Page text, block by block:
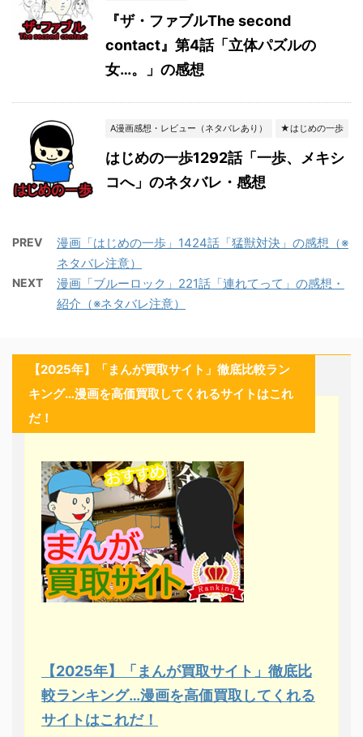
『ザ・ファブルThe second
contact』第4話「立体パズルの
女…。」の感想
A漫画感想・レビュー（ネタバレあり） ★はじめの一歩
はじめの一歩1292話「一歩、メキシ
コへ」のネタバレ・感想
PREV
漫画「はじめの一歩」1424話「猛獣対決」の感想（※
ネタバレ注意）
NEXT
漫画「ブルーロック」221話「連れてって」の感想・
紹介（※ネタバレ注意）
【2025年】「まんが買取サイト」徹底比較ラン
キング…漫画を高価買取してくれるサイトはこれ
だ！
【2025年】「まんが買取サイト」徹底比
較ランキング…漫画を高価買取してくれる
サイトはこれだ！